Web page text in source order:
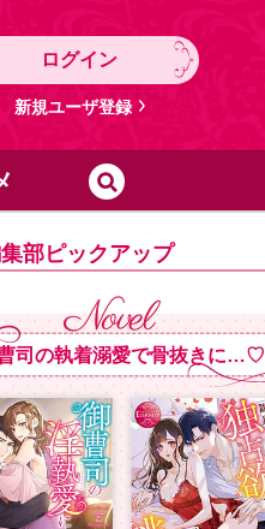
ログイン
新規ユーザ登録
部ピックアップ
司の執着溺愛で骨抜きに…♡